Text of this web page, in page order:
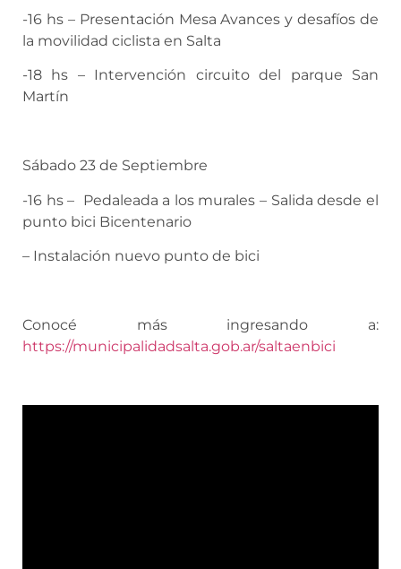
-16 hs – Presentación Mesa Avances y desafíos de
la movilidad ciclista en Salta
-18 hs – Intervención circuito del parque San
Martín
Sábado 23 de Septiembre
-16 hs – Pedaleada a los murales – Salida desde el
punto bici Bicentenario
– Instalación nuevo punto de bici
Conocé más ingresando a:
https://municipalidadsalta.gob.ar/saltaenbici